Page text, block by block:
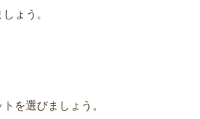
ょう。
を選びましょう。